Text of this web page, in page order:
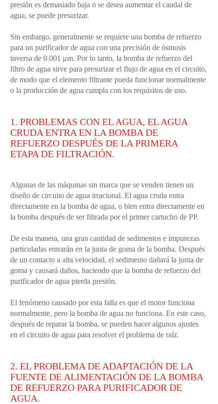
presión es demasiado baja o se desea aumentar el caudal de
agua, se puede presurizar.
Sin embargo, generalmente se requiere una bomba de refuerzo
para un purificador de agua con una precisión de ósmosis
inversa de 0.001 μm. Por lo tanto, la bomba de refuerzo del
filtro de agua sirve para presurizar el flujo de agua en el circuito,
de modo que el elemento filtrante pueda funcionar normalmente
o la producción de agua cumpla con los requisitos de uso.
1. PROBLEMAS CON EL AGUA, EL AGUA
CRUDA ENTRA EN LA BOMBA DE
REFUERZO DESPUÉS DE LA PRIMERA
ETAPA DE FILTRACIÓN.
Algunas de las máquinas sin marca que se venden tienen un
diseño de circuito de agua irracional. El agua cruda entra
directamente en la bomba de agua, o bien entra directamente en
la bomba después de ser filtrada por el primer cartucho de PP.
De esta manera, una gran cantidad de sedimentos e impurezas
particuladas entrarán en la junta de goma de la bomba. Después
de un contacto a alta velocidad, el sedimento dañará la junta de
goma y causará daños, haciendo que la bomba de refuerzo del
purificador de agua pierda presión.
El fenómeno causado por esta falla es que el motor funciona
normalmente, pero la bomba de agua no funciona. En este caso,
después de reparar la bomba, se pueden hacer algunos ajustes
en el circuito de agua para resolver el problema de raíz.
2. EL PROBLEMA DE ADAPTACIÓN DE LA
FUENTE DE ALIMENTACIÓN DE LA BOMBA
DE REFUERZO PARA PURIFICADOR DE
AGUA.